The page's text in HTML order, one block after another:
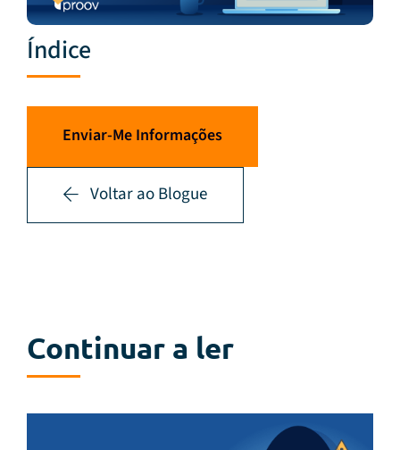
Índice
Enviar-Me Informações
Voltar ao Blogue
Continuar a ler